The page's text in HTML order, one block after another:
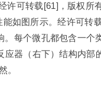
可转载[61]，版权
如图所示。经许可
每个微孔都包含一
器（右下）结构内
。